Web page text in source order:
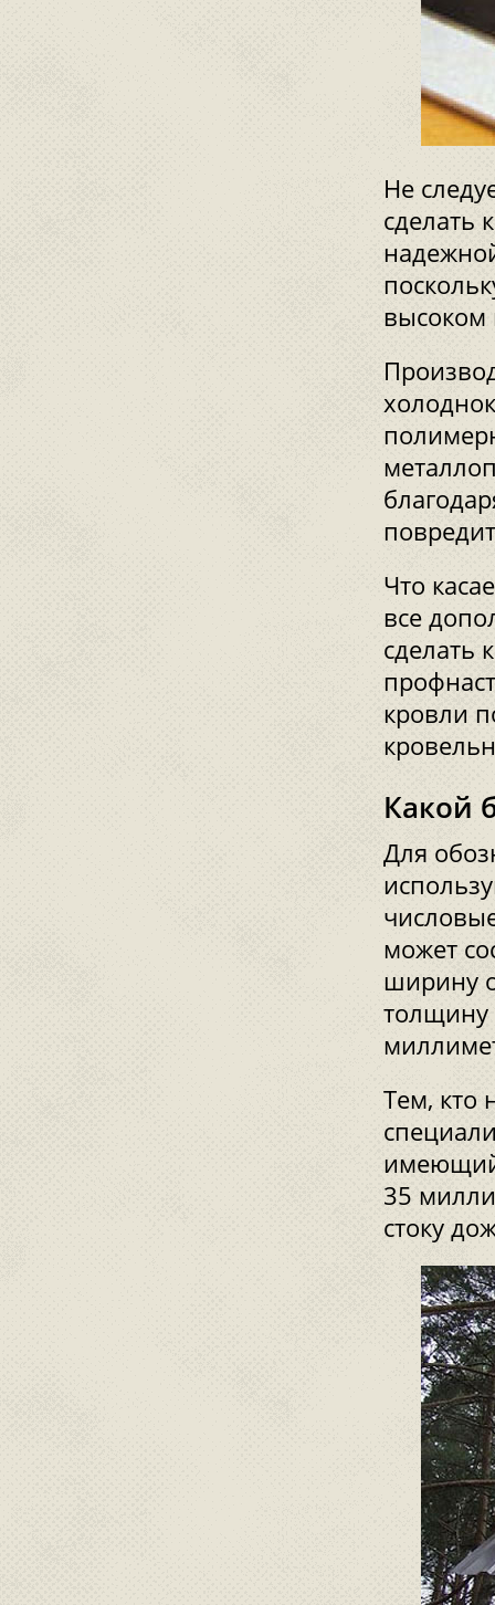
Не
сделать
высоком
Что
все
сделать
кровли
Какой
Для
может
ширину
толщину
Тем, кто
имеющий
35
стоку